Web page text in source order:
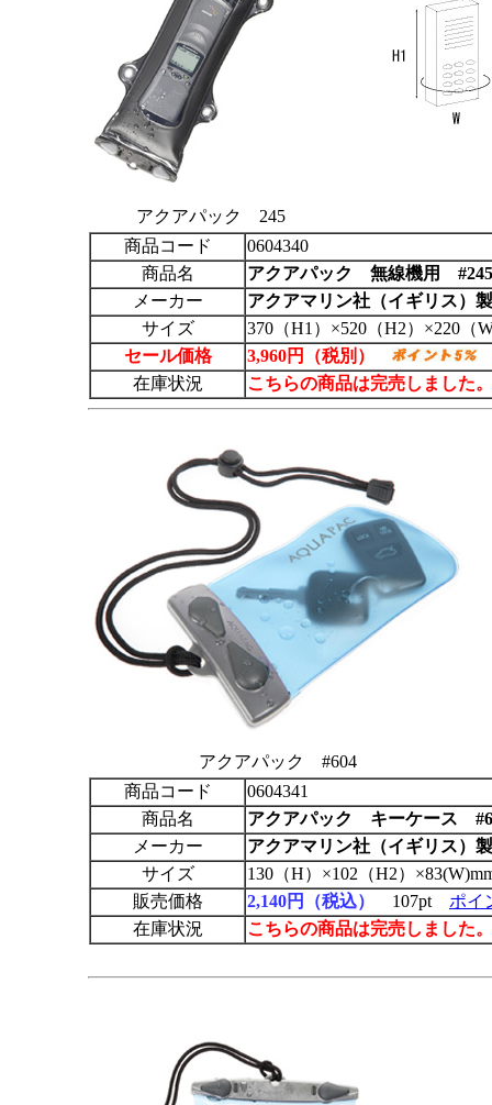
アクアパック 245
商品コード
0604340
商品名
アクアパック
無線機用 #245
メーカー
アクアマリン社（イギリス）製
サイズ
370（H1）×520（H2）×220（
セール価格
3,960円（税別）
在庫状況
こちらの商品は完売しました
アクアパック #604
商品コード
0604341
商品名
アクアパック
キーケース
メーカー
アクアマリン社（イギリス）製
サイズ
130（H）×102（H2）
販売価格
2,140円（税込） 107pt ポイ
在庫状況
こちらの商品は完売しました